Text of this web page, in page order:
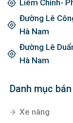
Đại Cương-
Liêm Chính-
Hà Nam
Đường Lê